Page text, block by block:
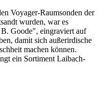
Voyager-Raumsonden der
wurden, war es
Goode", eingraviert auf
damit sich außerirdische
machen können.
ein Sortiment Laibach-